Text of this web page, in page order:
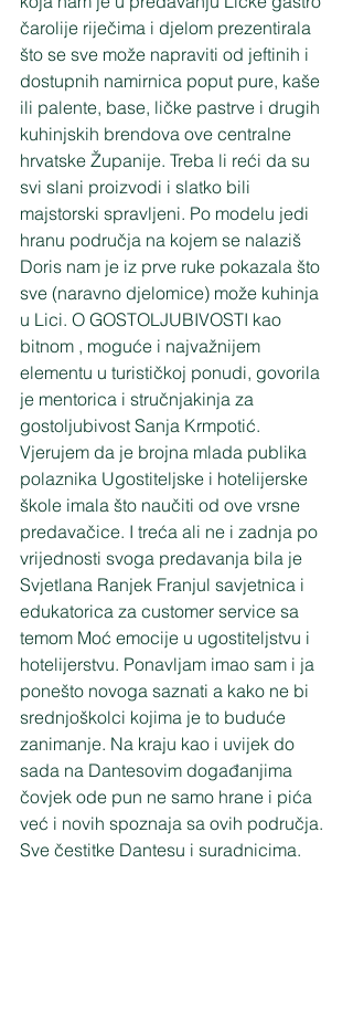
čarolije riječima i djelom prezentirala
što se sve može napraviti od jeftinih i
dostupnih namirnica poput pure, kaše
ili palente, base, ličke pastrve i drugih
kuhinjskih brendova ove centralne
hrvatske Županije. Treba li reći da su
svi slani proizvodi i slatko bili
majstorski spravljeni. Po modelu jedi
hranu područja na kojem se nalaziš
Doris nam je iz prve ruke pokazala što
sve (naravno djelomice) može kuhinja
u Lici. O GOSTOLJUBIVOSTI kao
bitnom , moguće i najvažnijem
elementu u turističkoj ponudi, govorila
je mentorica i stručnjakinja za
gostoljubivost Sanja Krmpotić.
Vjerujem da je brojna mlada publika
polaznika Ugostiteljske i hotelijerske
škole imala što naučiti od ove vrsne
predavačice. I treća ali ne i zadnja po
vrijednosti svoga predavanja bila je
Svjetlana Ranjek Franjul savjetnica i
edukatorica za customer service sa
temom Moć emocije u ugostiteljstvu i
hotelijerstvu. Ponavljam imao sam i ja
ponešto novoga saznati a kako ne bi
srednjoškolci kojima je to buduće
zanimanje. Na kraju kao i uvijek do
sada na Dantesovim događanjima
čovjek ode pun ne samo hrane i pića
već i novih spoznaja sa ovih područja.
Sve čestitke Dantesu i suradnicima.